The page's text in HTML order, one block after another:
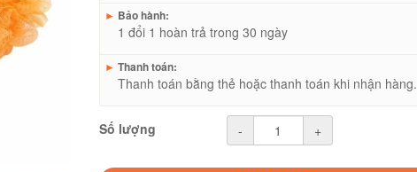
► Bảo hành:
1 đổi 1 hoàn trả trong 30 ngày
► Thanh toán:
Thanh toán bằng thẻ hoặc thanh toán khi nhận hàng.
Số lượng - +